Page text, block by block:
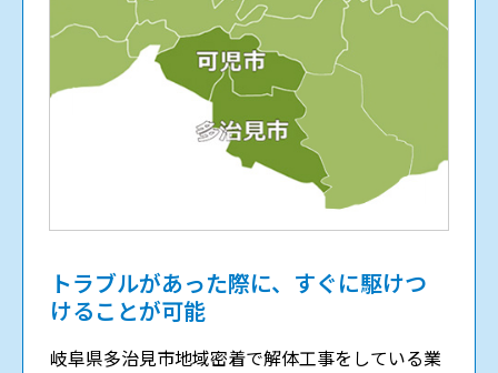
トラブルがあった際に、すぐに駆けつ
けることが可能
岐阜県多治見市地域密着で解体工事をしている業